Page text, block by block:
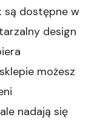
są dostępne w
design
możesz
nadają się